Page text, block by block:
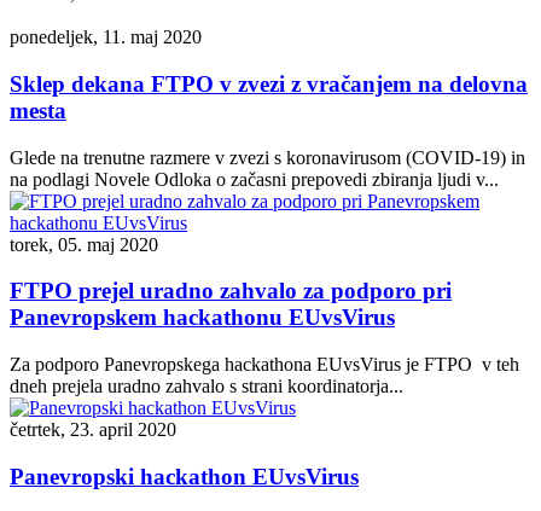
ponedeljek, 11. maj 2020
Sklep dekana FTPO v zvezi z vračanjem na delovna
mesta
Glede na trenutne razmere v zvezi s koronavirusom (COVID-19) in
na podlagi Novele Odloka o začasni prepovedi zbiranja ljudi v...
torek, 05. maj 2020
FTPO prejel uradno zahvalo za podporo pri
Panevropskem hackathonu EUvsVirus
Za podporo Panevropskega hackathona EUvsVirus je FTPO v teh
dneh prejela uradno zahvalo s strani koordinatorja...
četrtek, 23. april 2020
Panevropski hackathon EUvsVirus